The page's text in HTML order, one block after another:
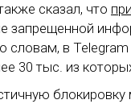
сказал, что
запрещенной
словам, в
30 тыс. из